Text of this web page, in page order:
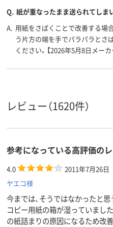
Q. 紙が重なったまま送られてしま
A. 用紙をさばくことで改善する場
う片方の端を手でパラパラとさ
ください。【2026年5月8日メーカ
レビュー（1620件）
参考になっている高評価の
4.0
2011年7月26日
ヤエコ様
今までは、そうではなかったと思
コピー用紙の箱が湿っていまし
の紙詰まりの原因になるため改